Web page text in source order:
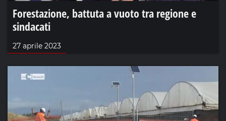
Forestazione, battuta a vuoto tra regione e
sindacati
27 aprile 2023